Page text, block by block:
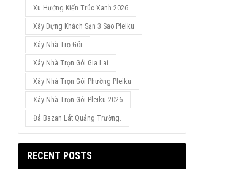
Xu Hướng Kiến Trúc Xanh 2026
Xây Dựng Khách Sạn 3 Sao Pleiku
Xây Nhà Trọ Gói
Xây Nhà Trọn Gói Gia Lai
Xây Nhà Trọn Gói Phường Pleiku
Xây Nhà Trọn Gói Pleiku 2026
Đá Bazan Lát Quảng Trường.
RECENT POSTS